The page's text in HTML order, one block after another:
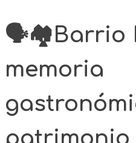
🗣️🏘️Barrio
memoria